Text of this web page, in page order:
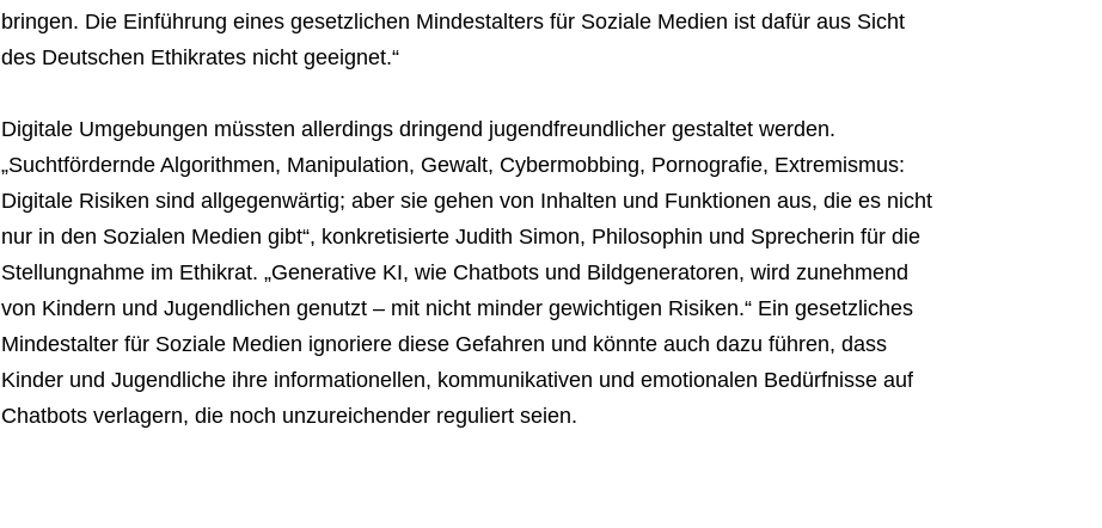
bringen. Die Einführung eines gesetzlichen Mindestalters für Soziale Medien ist dafür aus Sicht
des Deutschen Ethikrates nicht geeignet.“
Digitale Umgebungen müssten allerdings dringend jugendfreundlicher gestaltet werden.
„Suchtfördernde Algorithmen, Manipulation, Gewalt, Cybermobbing, Pornografie, Extremismus:
Digitale Risiken sind allgegenwärtig; aber sie gehen von Inhalten und Funktionen aus, die es nicht
nur in den Sozialen Medien gibt“, konkretisierte Judith Simon, Philosophin und Sprecherin für die
Stellungnahme im Ethikrat. „Generative KI, wie Chatbots und Bildgeneratoren, wird zunehmend
von Kindern und Jugendlichen genutzt – mit nicht minder gewichtigen Risiken.“ Ein gesetzliches
Mindestalter für Soziale Medien ignoriere diese Gefahren und könnte auch dazu führen, dass
Kinder und Jugendliche ihre informationellen, kommunikativen und emotionalen Bedürfnisse auf
Chatbots verlagern, die noch unzureichender reguliert seien.